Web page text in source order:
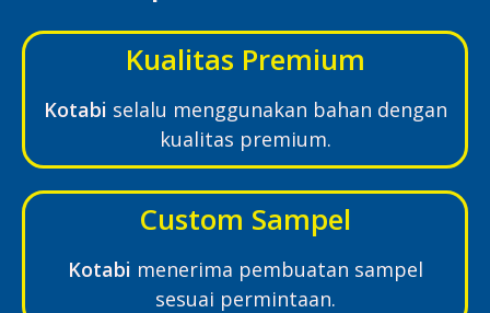
Kualitas Premium
Kotabi selalu menggunakan bahan dengan
kualitas premium.
Custom Sampel
Kotabi menerima pembuatan sampel
sesuai permintaan.